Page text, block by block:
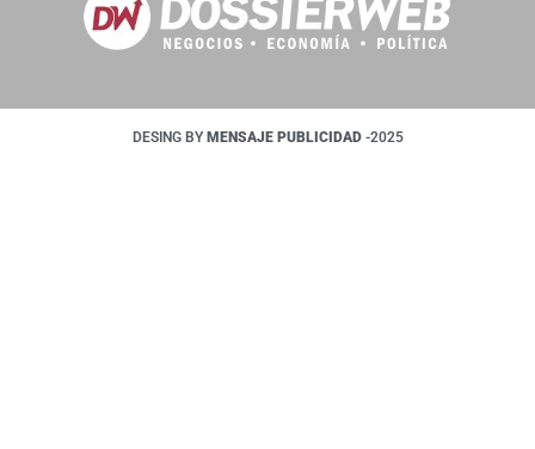
DESING BY MENSAJE PUBLICIDAD -2025